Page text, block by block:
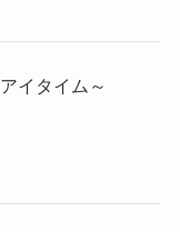
イタイム～